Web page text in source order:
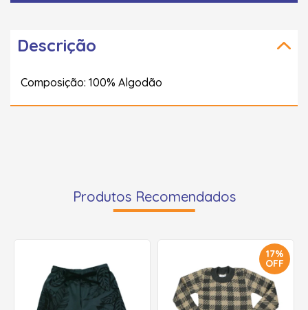
Descrição
Composição: 100% Algodão
Produtos Recomendados
17%
OFF